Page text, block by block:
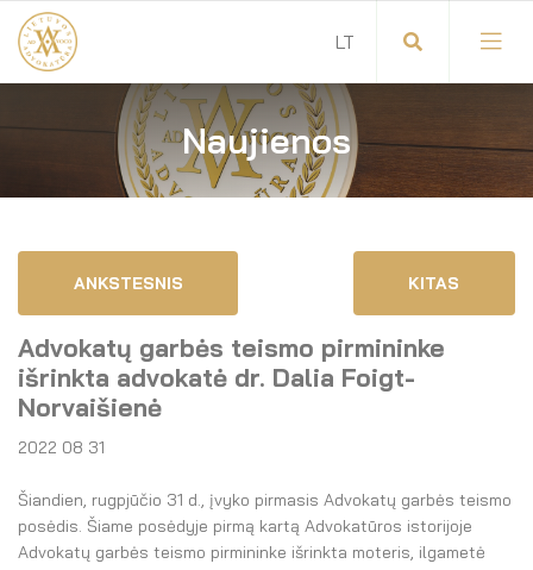
Visuotinis advokatų susirinkimas
Advokatų tarybos pirmininkas
Advokatų taryba
Komitetai
Garbės teismas
Savitarna
Savivaldos teisės aktai
Dokumentų atmintinė
Garbės ženklų registras
El. parduotuvė
LT
Naujienos
ANKSTESNIS KITAS
Advokatų garbės teismo pirmininke
išrinkta advokatė dr. Dalia Foigt-
Norvaišienė
2022 08 31
Šiandien, rugpjūčio 31 d., įvyko pirmasis Advokatų garbės teismo
posėdis. Šiame posėdyje pirmą kartą Advokatūros istorijoje
Advokatų garbės teismo pirmininke išrinkta moteris, ilgametė